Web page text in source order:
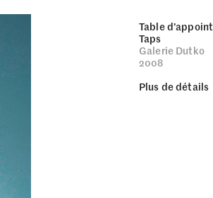
Table d’appoint
Taps
Galerie Dutko
2008
Plus de détails